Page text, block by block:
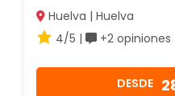
Huelva | Huelva
4/5 |
+2 opiniones
DESDE